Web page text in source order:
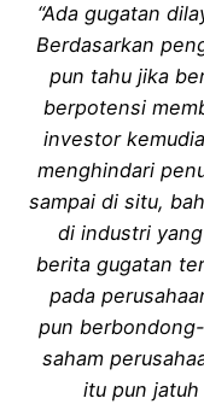
“Ada gugatan
Berdasarkan
pun tahu jika
berpotensi
investor
menghindari
sampai di situ,
di industri
berita gugatan
pada
pun
saham
itu pun